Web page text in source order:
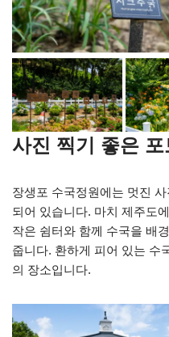
사진 찍기 좋은 포
장생포 수국정원에는 멋진
되어 있습니다. 마치 제주도
작은 쉼터와 함께 수국을 배
줍니다. 환하게 피어 있는 수
의 장소입니다.